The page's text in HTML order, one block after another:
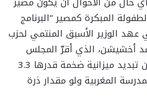
المبكرة كمصير “البرنامج
2009-2012” في عهد الوزير الأسبق المنتمي لحزب
أخشيشن، الذي أقرّ المجلس
الأعلى للحسابات مسؤوليته عن تبديد ميزانية ضخمة قدرها 3.3
المغربية ولو مقدار ذرة